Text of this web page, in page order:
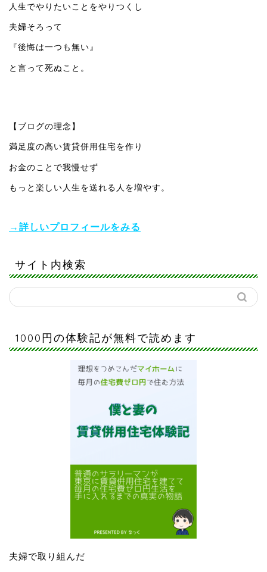
人生でやりたいことをやりつくし
夫婦そろって
『後悔は一つも無い』
と言って死ぬこと。
【ブログの理念】
満足度の高い賃貸併用住宅を作り
お金のことで我慢せず
もっと楽しい人生を送れる人を増やす。
→詳しいプロフィールをみる
サイト内検索
1000円の体験記が無料で読めます
夫婦で取り組んだ